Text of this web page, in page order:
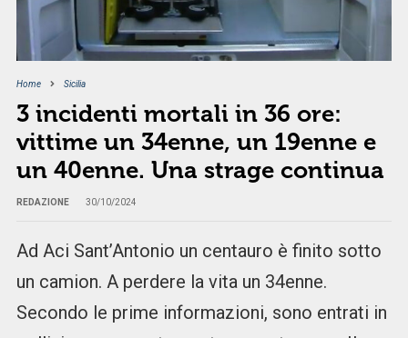
Home Sicilia
3 incidenti mortali in 36 ore:
vittime un 34enne, un 19enne e
un 40enne. Una strage continua
REDAZIONE 30/10/2024
Ad Aci Sant’Antonio un centauro è finito sotto
un camion. A perdere la vita un 34enne.
Secondo le prime informazioni, sono entrati in